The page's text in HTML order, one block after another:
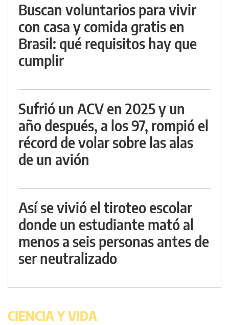
Buscan voluntarios para vivir
con casa y comida gratis en
Brasil: qué requisitos hay que
cumplir
Sufrió un ACV en 2025 y un
año después, a los 97, rompió el
récord de volar sobre las alas
de un avión
Así se vivió el tiroteo escolar
donde un estudiante mató al
menos a seis personas antes de
ser neutralizado
CIENCIA Y VIDA